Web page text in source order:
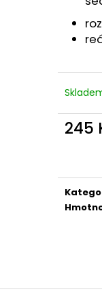
245
CVIČNÁ MUNICE –